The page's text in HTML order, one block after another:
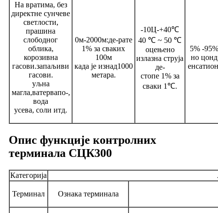
На вратима, без
директне сунчеве
светлости,
прашина
слободног
облика,
корозивна
гасови.запаљиви
гасови.
уљна
магла,ватервапо-,
вода
усева, соли итд.
0м-2000м:де-рате
1% за сваких
100м
када је изнад1000
метара.
-10Ц-+40℃
40 ℃ ~ 50 ℃
оцењено
излазна струја
де-
стопе 1% за
сваки 1℃.
5% -95%
но цонд
Опис функције контролних
терминала СЦК300
Категорија
Терминал Ознака терминала